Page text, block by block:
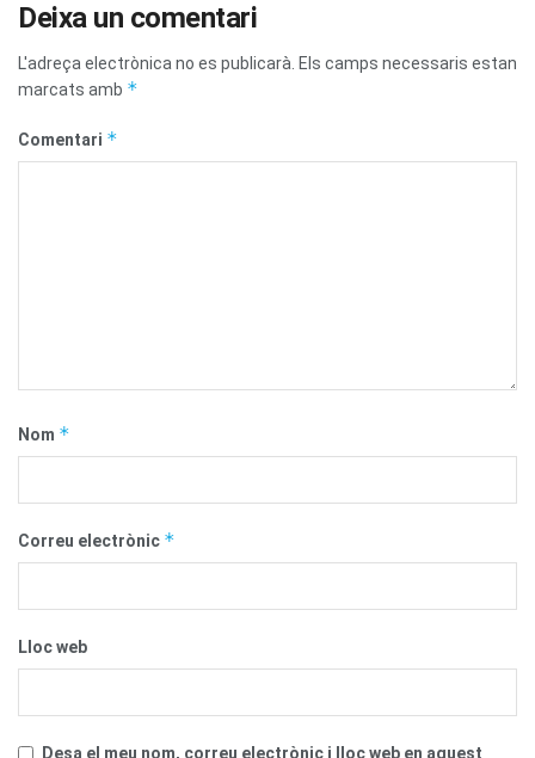
Deixa un comentari
L'adreça electrònica no es publicarà. Els camps necessaris estan
marcats amb *
Comentari *
Nom *
Correu electrònic *
Lloc web
Desa el meu nom, correu electrònic i lloc web en aquest